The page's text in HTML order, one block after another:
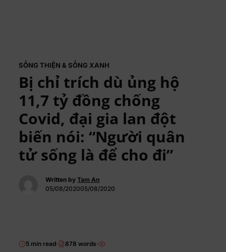
SỐNG THIỆN & SỐNG XANH
Bị chỉ trích dù ủng hộ
11,7 tỷ đồng chống
Covid, đại gia lan đột
biến nói: “Người quân
tử sống là để cho đi”
Written byTam An
05/08/202005/08/2020
5 min read 878 words